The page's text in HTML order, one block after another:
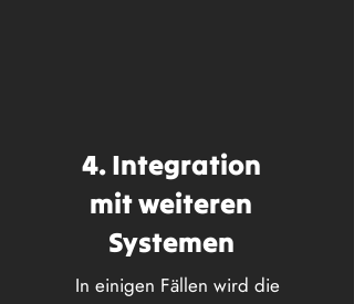
4. Integration
mit weiteren
Systemen
In einigen Fällen wird die